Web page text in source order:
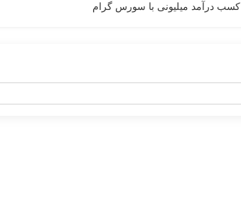
کسب درآمد میلیونی با سورس گرام